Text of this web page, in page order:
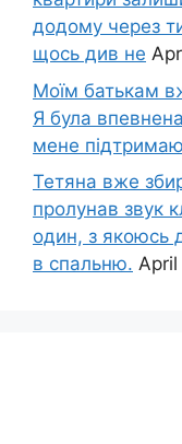
додому через
щось див не
Моїм батькам
Я була
мене
Тетяна вже
пролунав звук
один, з якоюсь
в спальню.